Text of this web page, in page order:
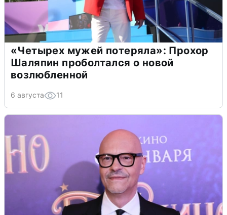
«Четырех мужей потеряла»: Прохор
Шаляпин проболтался о новой
возлюбленной
6 августа 11